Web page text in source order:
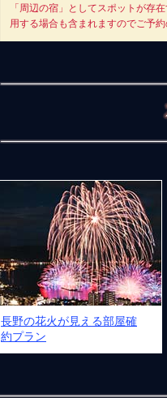
「周辺の宿」としてスポットが存
用する場合も含まれますのでご予
長野の花火が見える部屋確
約プラン